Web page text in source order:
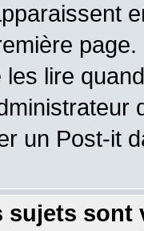
lire
un Post-it
sujets sont